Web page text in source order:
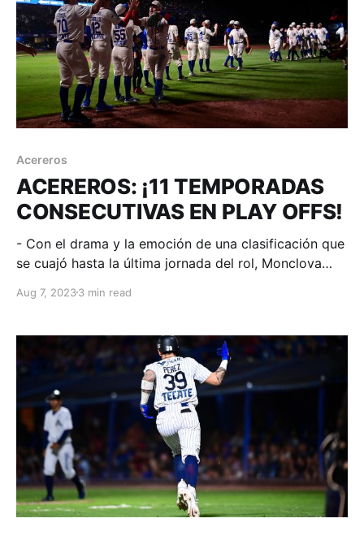
Acereros
ACEREROS: ¡11 TEMPORADAS
CONSECUTIVAS EN PLAY OFFS!
- Con el drama y la emoción de una clasificación que
se cuajó hasta la última jornada del rol, Monclova
ronda. Monclova, Coahuila; 06 de agosto de 2023.
estaba resultado de confusión y caras largas
Aug 7, 20233 min read